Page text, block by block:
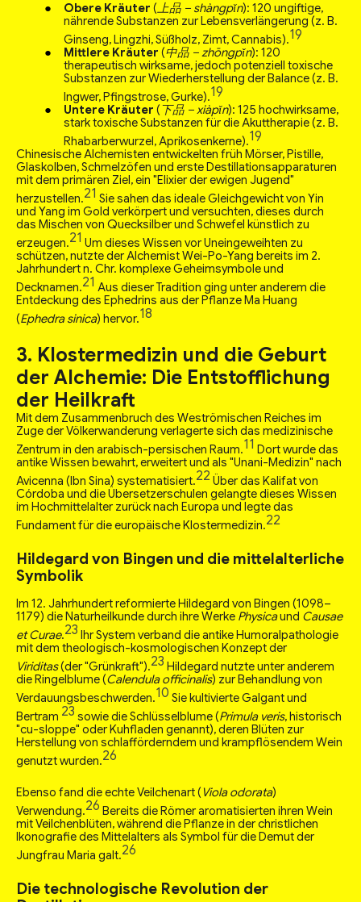
Obere Kräuter (上品 – shàngpǐn): 120 ungiftige,
nährende Substanzen zur Lebensverlängerung (z. B.
Ginseng, Lingzhi, Süßholz, Zimt, Cannabis).19
Mittlere Kräuter (中品 – zhōngpǐn): 120
therapeutisch wirksame, jedoch potenziell toxische
Substanzen zur Wiederherstellung der Balance (z. B.
Ingwer, Pfingstrose, Gurke).19
Untere Kräuter (下品 – xiàpǐn): 125 hochwirksame,
stark toxische Substanzen für die Akuttherapie (z. B.
Rhabarberwurzel, Aprikosenkerne).19
Chinesische Alchemisten entwickelten früh Mörser, Pistille,
Glaskolben, Schmelzöfen und erste Destillationsapparaturen
mit dem primären Ziel, ein "Elixier der ewigen Jugend"
herzustellen.21 Sie sahen das ideale Gleichgewicht von Yin
und Yang im Gold verkörpert und versuchten, dieses durch
das Mischen von Quecksilber und Schwefel künstlich zu
erzeugen.21 Um dieses Wissen vor Uneingeweihten zu
schützen, nutzte der Alchemist Wei-Po-Yang bereits im 2.
Jahrhundert n. Chr. komplexe Geheimsymbole und
Decknamen.21 Aus dieser Tradition ging unter anderem die
Entdeckung des Ephedrins aus der Pflanze Ma Huang
(Ephedra sinica) hervor.18
3. Klostermedizin und die Geburt
der Alchemie: Die Entstofflichung
der Heilkraft
Mit dem Zusammenbruch des Weströmischen Reiches im
Zuge der Völkerwanderung verlagerte sich das medizinische
Zentrum in den arabisch-persischen Raum.11 Dort wurde das
antike Wissen bewahrt, erweitert und als "Unani-Medizin" nach
Avicenna (Ibn Sina) systematisiert.22 Über das Kalifat von
Córdoba und die Übersetzerschulen gelangte dieses Wissen
im Hochmittelalter zurück nach Europa und legte das
Fundament für die europäische Klostermedizin.22
Hildegard von Bingen und die mittelalterliche
Symbolik
Im 12. Jahrhundert reformierte Hildegard von Bingen (1098–
1179) die Naturheilkunde durch ihre Werke Physicaund Causae
et Curae.23 Ihr System verband die antike Humoralpathologie
mit dem theologisch-kosmologischen Konzept der
Viriditas(der "Grünkraft").23 Hildegard nutzte unter anderem
die Ringelblume (Calendula officinalis) zur Behandlung von
Verdauungsbeschwerden.10 Sie kultivierte Galgant und
Bertram 23 sowie die Schlüsselblume (Primula veris, historisch
"cu-sloppe" oder Kuhfladen genannt), deren Blüten zur
Herstellung von schlafförderndem und krampflösendem Wein
genutzt wurden.26
Ebenso fand die echte Veilchenart ( Viola odorata)
Verwendung.26 Bereits die Römer aromatisierten ihren Wein
mit Veilchenblüten, während die Pflanze in der christlichen
Ikonografie des Mittelalters als Symbol für die Demut der
Jungfrau Maria galt.26
Die technologische Revolution der